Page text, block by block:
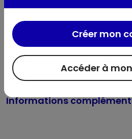
Utilisation et conservation
moutarde.
Allergènes :Céleri-
Valeurs nutritionnelles
Informations
Accéder à
Créer mon